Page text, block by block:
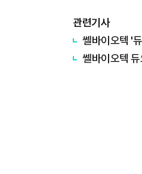
관련기사
쎌바이오텍 '
쎌바이오텍